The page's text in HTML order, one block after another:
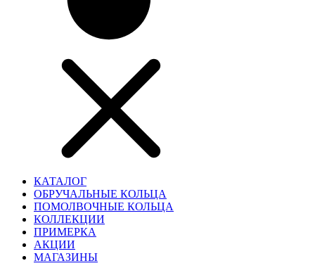
КАТАЛОГ
ОБРУЧАЛЬНЫЕ КОЛЬЦА
ПОМОЛВОЧНЫЕ КОЛЬЦА
КОЛЛЕКЦИИ
ПРИМЕРКА
АКЦИИ
МАГАЗИНЫ